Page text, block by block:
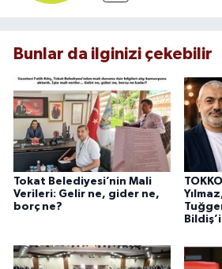
Bunlar da ilginizi çekebilir
Tokat Belediyesi’nin Mali
Verileri: Gelir ne, gider ne,
borç ne?